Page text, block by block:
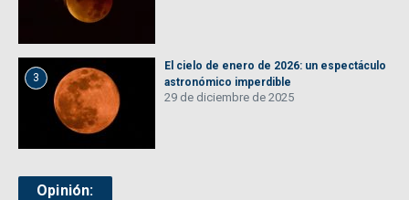
3
El cielo de enero de 2026: un espectáculo
astronómico imperdible
29 de diciembre de 2025
Opinión: